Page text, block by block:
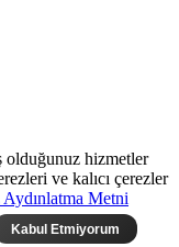
olduğunuz hizmetler
ve kalıcı çerezler
Aydınlatma Metni
Kabul Etmiyorum